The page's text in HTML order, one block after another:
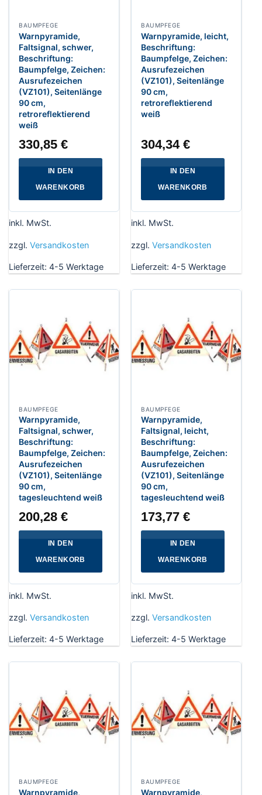
BAUMPFEGE
Warnpyramide,
Faltsignal, schwer,
Beschriftung:
Baumpfelge, Zeichen:
Ausrufezeichen
(VZ101), Seitenlänge
90 cm,
retroreflektierend
weiß
330,85€
IN DEN
WARENKORB
inkl. MwSt.
zzgl. Versandkosten
Lieferzeit: 4-5 Werktage
BAUMPFEGE
Warnpyramide, leicht,
Beschriftung:
Baumpfelge, Zeichen:
Ausrufezeichen
(VZ101), Seitenlänge
90 cm,
retroreflektierend
weiß
304,34€
IN DEN
WARENKORB
inkl. MwSt.
zzgl. Versandkosten
Lieferzeit: 4-5 Werktage
BAUMPFEGE
Warnpyramide,
Faltsignal, schwer,
Beschriftung:
Baumpfelge, Zeichen:
Ausrufezeichen
(VZ101), Seitenlänge
90 cm,
tagesleuchtend weiß
200,28€
IN DEN
WARENKORB
inkl. MwSt.
zzgl. Versandkosten
Lieferzeit: 4-5 Werktage
BAUMPFEGE
Warnpyramide,
Faltsignal, leicht,
Beschriftung:
Baumpfelge, Zeichen:
Ausrufezeichen
(VZ101), Seitenlänge
90 cm,
tagesleuchtend weiß
173,77€
IN DEN
WARENKORB
inkl. MwSt.
zzgl. Versandkosten
Lieferzeit: 4-5 Werktage
BAUMPFEGE
Warnpyramide,
BAUMPFEGE
Warnpyramide,